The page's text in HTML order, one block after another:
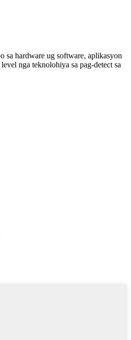
sa hardware ug software, aplikasyon
nga teknolohiya sa pag-detect sa